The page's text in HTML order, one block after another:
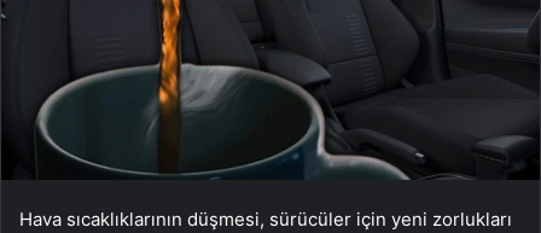
Hava sıcaklıklarının düşmesi, sürücüler için yeni zorlukları